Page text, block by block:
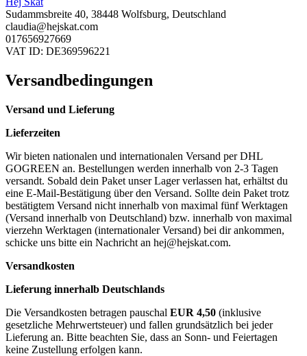
Sudammsbreite 40, 38448 Wolfsburg, Deutschland
claudia@hejskat.com
017656927669
VAT ID: DE369596221
Versandbedingungen
Versand und Lieferung
Lieferzeiten
Wir bieten nationalen und internationalen Versand per DHL
GOGREEN an. Bestellungen werden innerhalb von 2-3 Tagen
versandt. Sobald dein Paket unser Lager verlassen hat, erhältst du
eine E-Mail-Bestätigung über den Versand. Sollte dein Paket trotz
bestätigtem Versand nicht innerhalb von maximal fünf Werktagen
(Versand innerhalb von Deutschland) bzw. innerhalb von maximal
vierzehn Werktagen (internationaler Versand) bei dir ankommen,
schicke uns bitte ein Nachricht an hej@hejskat.com.
Versandkosten
Lieferung innerhalb Deutschlands
Die Versandkosten betragen pauschal EUR 4,50 (inklusive
gesetzliche Mehrwertsteuer) und fallen grundsätzlich bei jeder
Lieferung an. Bitte beachten Sie, dass an Sonn- und Feiertagen
keine Zustellung erfolgen kann.